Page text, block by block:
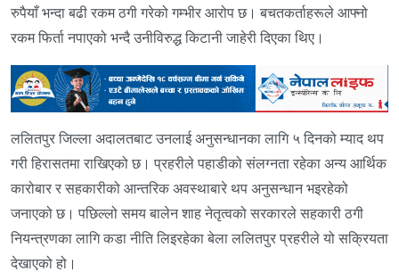
रुपैयाँ भन्दा बढी रकम ठगी गरेको गम्भीर आरोप छ। बचतकर्ताहरूले आफ्नो
रकम फिर्ता नपाएको भन्दै उनीविरुद्ध किटानी जाहेरी दिएका थिए।
ललितपुर जिल्ला अदालतबाट उनलाई अनुसन्धानका लागि ५ दिनको म्याद थप
गरी हिरासतमा राखिएको छ। प्रहरीले पहाडीको संलग्नता रहेका अन्य आर्थिक
कारोबार र सहकारीको आन्तरिक अवस्थाबारे थप अनुसन्धान भइरहेको
जनाएको छ। पछिल्लो समय बालेन शाह नेतृत्वको सरकारले सहकारी ठगी
नियन्त्रणका लागि कडा नीति लिइरहेका बेला ललितपुर प्रहरीले यो सक्रियता
देखाएको हो।